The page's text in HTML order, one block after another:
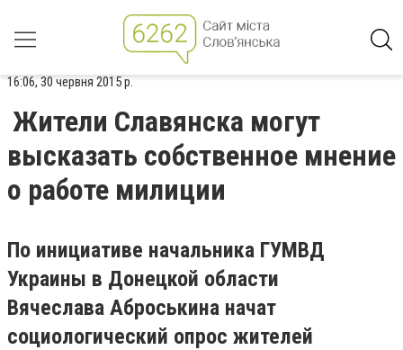
16:06, 30 червня 2015 р.
Жители Славянска могут
высказать собственное мнение
о работе милиции
По инициативе начальника ГУМВД
Украины в Донецкой области
Вячеслава Аброськина начат
социологический опрос жителей